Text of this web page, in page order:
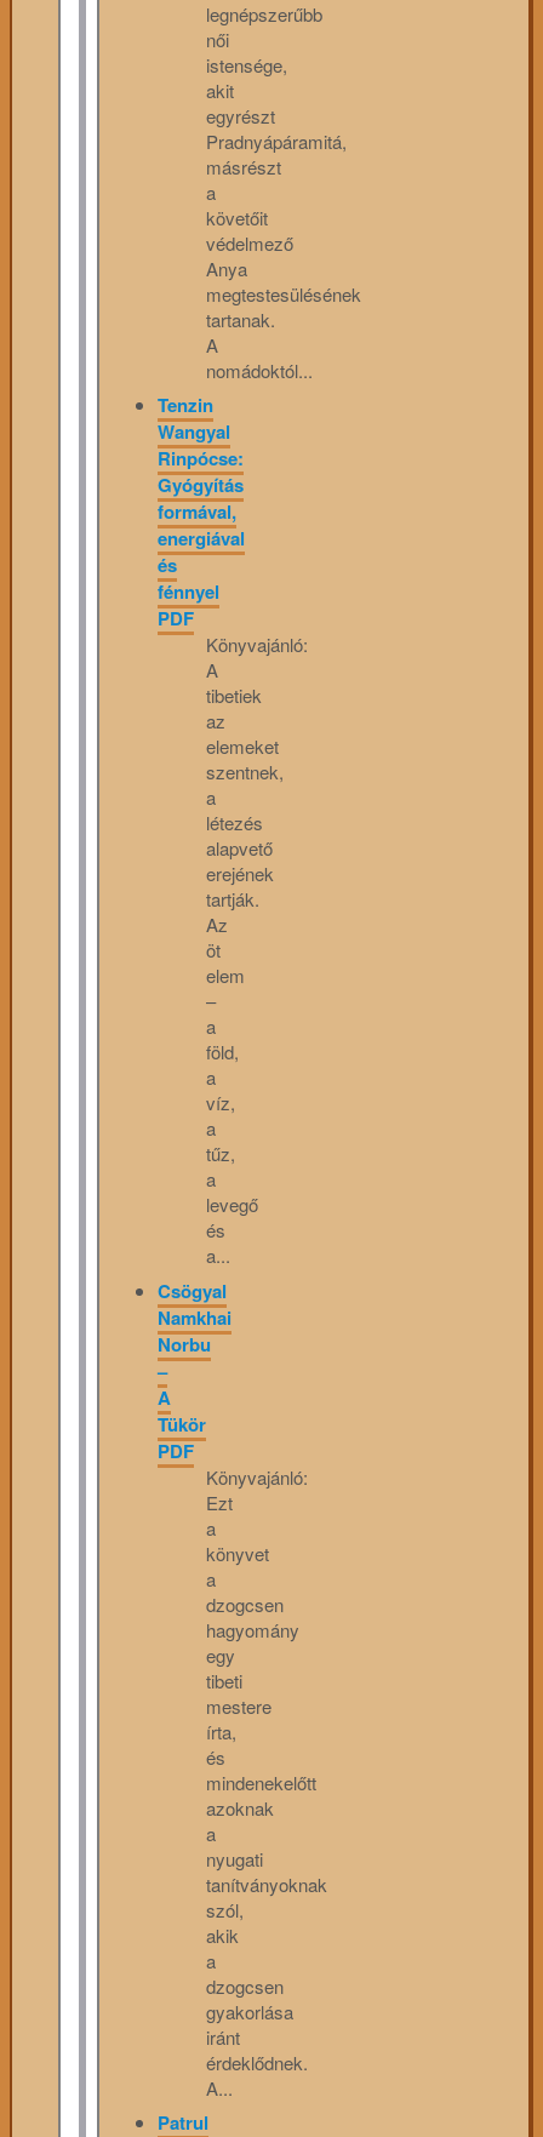
legnépszerűbb
női
istensége,
akit
egyrészt
Pradnyápáramitá,
másrészt
a
követőit
védelmező
Anya
megtestesülésének
tartanak.
A
nomádoktól...
Tenzin
Wangyal
Rinpócse:
Gyógyítás
formával,
energiával
és
fénnyel
PDF
Könyvajánló:
A
tibetiek
az
elemeket
szentnek,
a
létezés
alapvető
erejének
tartják.
Az
öt
elem
–
a
föld,
a
víz,
a
tűz,
a
levegő
és
a...
Csögyal
Namkhai
Norbu
–
A
Tükör
PDF
Könyvajánló:
Ezt
a
könyvet
a
dzogcsen
hagyomány
egy
tibeti
mestere
írta,
és
mindenekelőtt
azoknak
a
nyugati
tanítványoknak
szól,
akik
a
dzogcsen
gyakorlása
iránt
érdeklődnek.
A...
Patrul